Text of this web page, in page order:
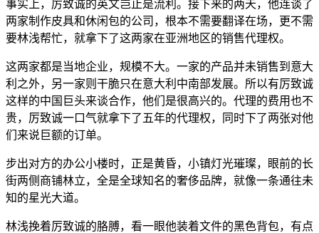
事实上，厉致诚的英文岂止是流利。接下来的两天，他连谈了
两家制作皮具和休闲包的公司，根本不需要翻译在场，更不需
要林浅帮忙，就拿下了这两家在亚洲地区的销售代理权。
这两家都是当地企业，规模不大。一家的产品并未销售到意大
利之外，另一家则干脆只在意大利中南部发展。所以有厉致诚
这样的中国巨头来谈合作，他们是很高兴的。代理的费用也不
贵，厉致诚一口气就拿下了五年的代理权，同时下了两张对他
们来说巨额的订单。
步出对方的办公小楼时，正是黄昏，小镇灯光璀璨，眼前的长
街两侧商铺林立，全是全球知名的奢侈品牌，就像一条通往未
知的星光大道。
林浅挽着厉致诚的胳膊，看一眼他装着文件的黑色背包，有点